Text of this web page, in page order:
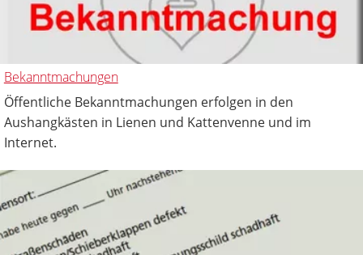
Bekanntmachungen
Öffentliche Bekanntmachungen erfolgen in den
Aushangkästen in Lienen und Kattenvenne und im
Internet.